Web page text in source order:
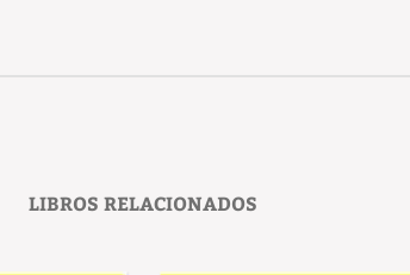
LIBROS RELACIONADOS